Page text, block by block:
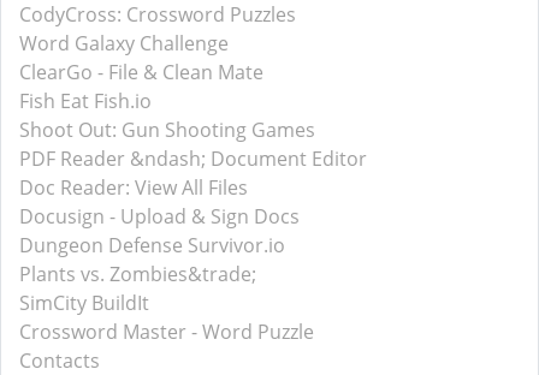
CodyCross: Crossword Puzzles
Word Galaxy Challenge
ClearGo - File & Clean Mate
Fish Eat Fish.io
Shoot Out: Gun Shooting Games
PDF Reader &ndash; Document Editor
Doc Reader: View All Files
Docusign - Upload & Sign Docs
Dungeon Defense Survivor.io
Plants vs. Zombies&trade;
SimCity BuildIt
Crossword Master - Word Puzzle
Contacts